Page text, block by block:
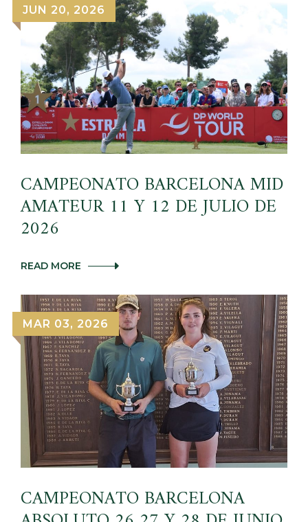
JUN 20, 2026
CAMPEONATO BARCELONA MID
AMATEUR 11 Y 12 DE JULIO DE
2026
READ MORE CAMPEONATO
AMATEUR
11
Y
12
DE
JULIO
DE
2026
MAR 03, 2026
CAMPEONATO BARCELONA